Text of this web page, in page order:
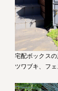
宅配ボックス
ツワブキ、フ